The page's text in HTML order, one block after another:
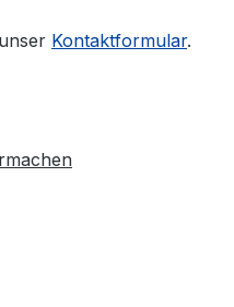
Kontaktformular.